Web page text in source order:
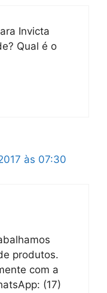
Invicta
Qual é o
às 07:30
produtos.
com a
(17)